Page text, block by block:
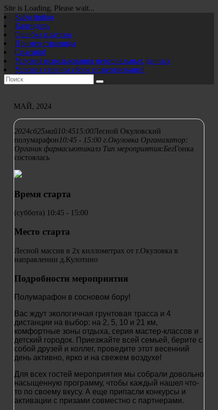
Site is Loading, Please wait...
Перейти
к
содержимому
Subscription
Календарь
Ошибка платежа
Пример страницы
Спасибо!
Условия использования персональных данных
Условия сервиса сбора пожертвований
МАЙ, 2024
2024сб25май10:4515:00Лесной Окуловский
полумарафон 10:45 - 15:00 г.Окуловка Организатор:
Органик фармасьютикалз Тип мероприятия:БегГонка
состоялась
Время старта
(суббота) 10:45 - 15:00
Место старта
Лесной массив в 2х киллометрах от г.Окуловка в
направлении д.Кулотино
Подробности мероприятия
Полумарафон в сосновом бору!
Вас ждут экологичная грунтовая трасса и 4
дистанции на выбор: на 2, 5, 10 и 21 км,
комфортные зоны отдыха, серия мастер-классов и
детский городок. Приезжайте всей семьей, берите с
собой друзей и коллег, проведите этот весенний
день активно, ярко и на свежем воздухе!
Для всех гостей мероприятия мы собрали довольно
насыщенную программу, чтобы каждый нашел что-
то по своему вкусу. А еще припасли конкурсы и
активации с призами совместно с партнерами.